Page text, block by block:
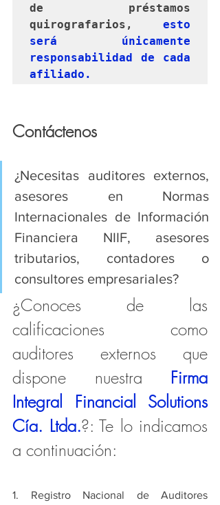
de préstamos
quirografarios, esto
será únicamente
responsabilidad de cada
afiliado.
Contáctenos
¿Necesitas auditores externos,
asesores en Normas
Internacionales de Información
Financiera NIIF, asesores
tributarios, contadores o
consultores empresariales?
¿Conoces de las
calificaciones como
auditores externos que
dispone nuestra Firma
Integral Financial Solutions
Cía. Ltda.?: Te lo indicamos
a continuación:
1. Registro Nacional de Auditores